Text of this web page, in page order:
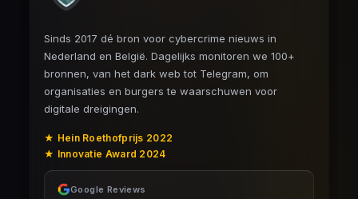
Sinds 2017 dé bron voor cybercrime nieuws in
Nederland en België. Dagelijks monitoren we 100+
bronnen, van het dark web tot Telegram, om
organisaties en burgers te waarschuwen voor
digitale dreigingen.
★ Hein Roethofprijs 2022
★ Innovatie Award 2024
Google Reviews